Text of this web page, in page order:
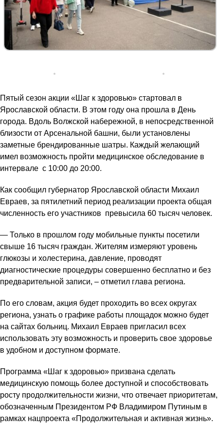
Пятый сезон акции «Шаг к здоровью» стартовал в
Ярославской области. В этом году она прошла в День
города. Вдоль Волжской набережной, в непосредственной
близости от Арсенальной башни, были установлены
заметные брендированные шатры. Каждый желающий
имел возможность пройти медицинское обследование в
интервале с 10:00 до 20:00.
Как сообщил губернатор Ярославской области Михаил
Евраев, за пятилетний период реализации проекта общая
численность его участников превысила 60 тысяч человек.
— Только в прошлом году мобильные пункты посетили
свыше 16 тысяч граждан. Жителям измеряют уровень
глюкозы и холестерина, давление, проводят
диагностические процедуры совершенно бесплатно и без
предварительной записи, – отметил глава региона.
По его словам, акция будет проходить во всех округах
региона, узнать о графике работы площадок можно будет
на сайтах больниц. Михаил Евраев пригласил всех
использовать эту возможность и проверить свое здоровье
в удобном и доступном формате.
Программа «Шаг к здоровью» призвана сделать
медицинскую помощь более доступной и способствовать
росту продолжительности жизни, что отвечает приоритетам,
обозначенным Президентом РФ Владимиром Путиным в
рамках нацпроекта «Продолжительная и активная жизнь».